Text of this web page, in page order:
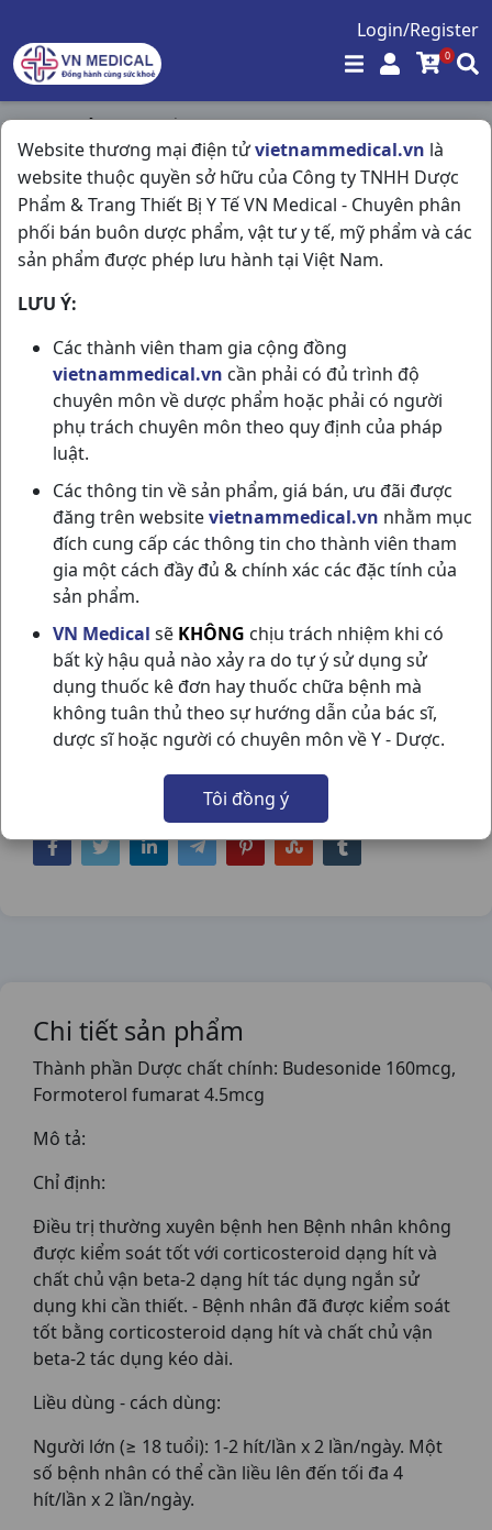
Login/Register
0
Website thương mại điện tửvietnammedical.vn là
website thuộc quyền sở hữu của Công ty TNHH Dược
Phẩm & Trang Thiết Bị Y Tế VN Medical - Chuyên phân
phối bán buôn dược phẩm, vật tư y tế, mỹ phẩm và các
sản phẩm được phép lưu hành tại Việt Nam.
LƯU Ý:
Các thành viên tham gia cộng đồng
vietnammedical.vn cần phải có đủ trình độ
chuyên môn về dược phẩm hoặc phải có người
phụ trách chuyên môn theo quy định của pháp
luật.
Các thông tin về sản phẩm, giá bán, ưu đãi được
đăng trên websitevietnammedical.vn nhằm mục
đích cung cấp các thông tin cho thành viên tham
gia một cách đầy đủ & chính xác các đặc tính của
sản phẩm.
VN Medical sẽ KHÔNG chịu trách nhiệm khi có
bất kỳ hậu quả nào xảy ra do tự ý sử dụng sử
dụng thuốc kê đơn hay thuốc chữa bệnh mà
không tuân thủ theo sự hướng dẫn của bác sĩ,
dược sĩ hoặc người có chuyên môn về Y - Dược.
Tôi đồng ý
Trang chủ / Hô Hấp /
Symbicort 60 Doses 160/4.5 C Astrazeneca
SYMBICORT 60 DOSES 160/4.5 C
ASTRAZENECA
NSX:Astrazeneca
Nhóm hàng:
Hô Hấp,
Chia sẻ qua mạng xã hội:
Chi tiết sản phẩm
Thành phần Dược chất chính: Budesonide 160mcg,
Formoterol fumarat 4.5mcg
Mô tả:
Chỉ định:
Điều trị thường xuyên bệnh hen Bệnh nhân không
được kiểm soát tốt với corticosteroid dạng hít và
chất chủ vận beta-2 dạng hít tác dụng ngắn sử
dụng khi cần thiết. - Bệnh nhân đã được kiểm soát
tốt bằng corticosteroid dạng hít và chất chủ vận
beta-2 tác dụng kéo dài.
Liều dùng - cách dùng:
Người lớn (≥ 18 tuổi): 1-2 hít/lần x 2 lần/ngày. Một
số bệnh nhân có thể cần liều lên đến tối đa 4
hít/lần x 2 lần/ngày.